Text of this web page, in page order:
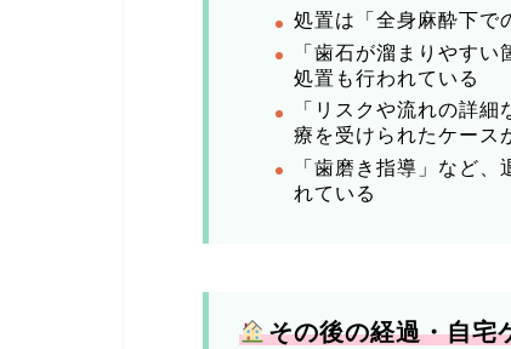
処置は「全身麻酔下で
「歯石が溜まりやす
処置も行われている
「リスクや流れの詳
療を受けられたケース
「歯磨き指導」など
れている
️その後の経過・自宅